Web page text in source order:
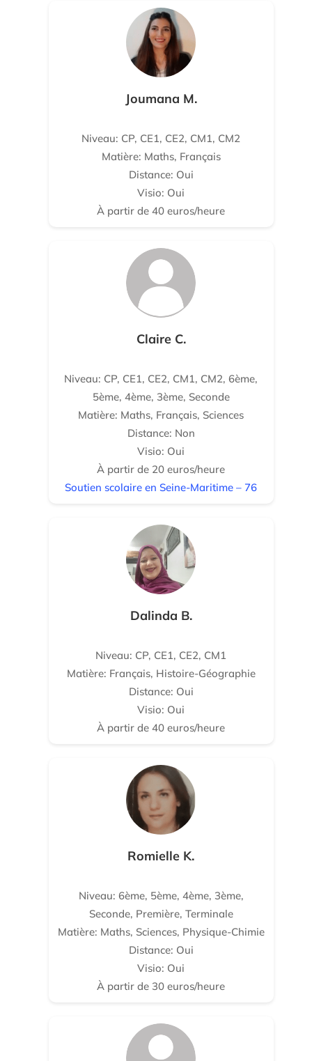
Joumana M.
Niveau: CP, CE1, CE2, CM1, CM2
Matière: Maths, Français
Distance: Oui
Visio: Oui
À partir de 40 euros/heure
Claire C.
Niveau: CP, CE1, CE2, CM1, CM2, 6ème,
5ème, 4ème, 3ème, Seconde
Matière: Maths, Français, Sciences
Distance: Non
Visio: Oui
À partir de 20 euros/heure
Soutien scolaire en Seine-Maritime – 76
Dalinda B.
Niveau: CP, CE1, CE2, CM1
Matière: Français, Histoire-Géographie
Distance: Oui
Visio: Oui
À partir de 40 euros/heure
Romielle K.
Niveau: 6ème, 5ème, 4ème, 3ème,
Seconde, Première, Terminale
Matière: Maths, Sciences, Physique-Chimie
Distance: Oui
Visio: Oui
À partir de 30 euros/heure